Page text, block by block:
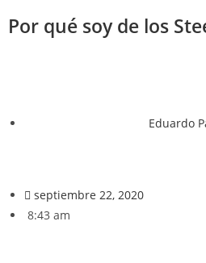
Por qué soy de los
Eduardo
septiembre 22, 2020
8:43 am